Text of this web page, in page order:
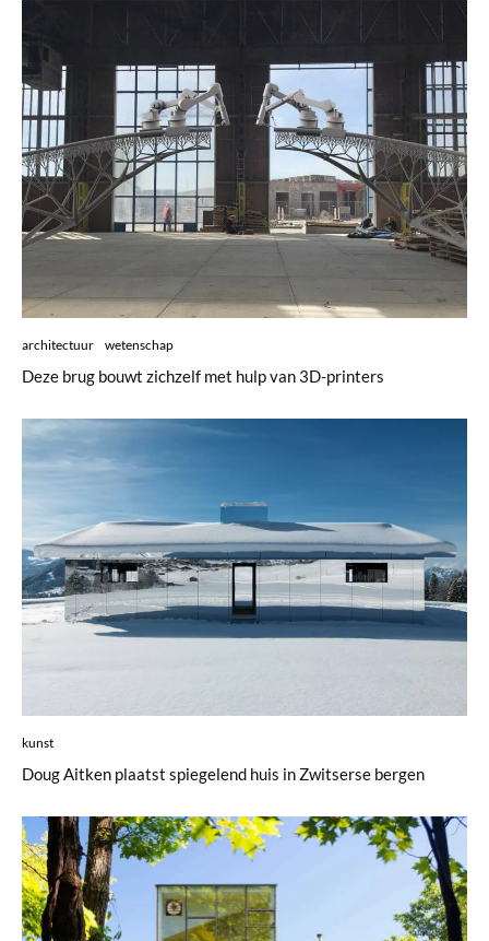
architectuur wetenschap
Deze brug bouwt zichzelf met hulp van 3D-printers
kunst
Doug Aitken plaatst spiegelend huis in Zwitserse bergen